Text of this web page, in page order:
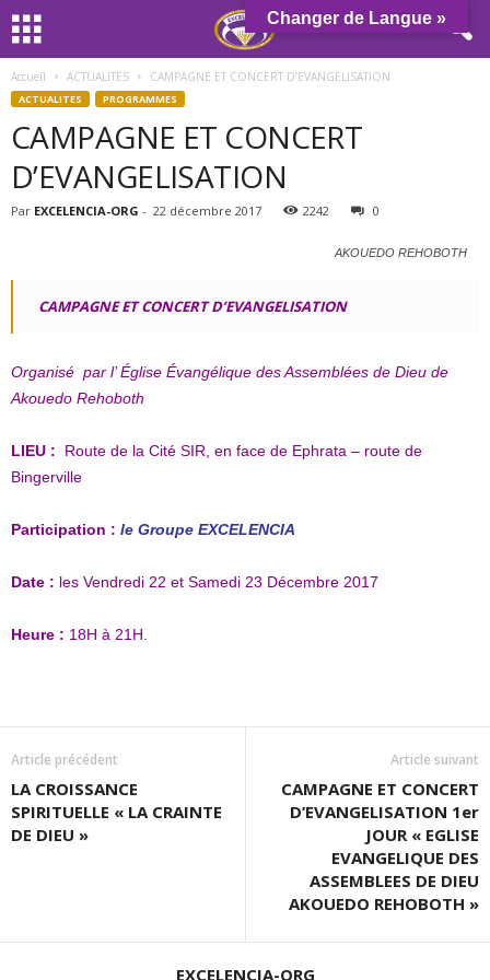
Accueil ACTUALITES CAMPAGNE ET CONCERT D’EVANGELISATION
ACTUALITES PROGRAMMES
CAMPAGNE ET CONCERT
D’EVANGELISATION
Par EXCELENCIA-ORG - 22 décembre 2017 2242 0
AKOUEDO REHOBOTH
CAMPAGNE ET CONCERT D’EVANGELISATION
Organisé par l’ Église Évangélique des Assemblées de Dieu de
Akouedo Rehoboth
LIEU : Route de la Cité SIR, en face de Ephrata – route de
Bingerville
Participation : le Groupe EXCELENCIA
Date : les Vendredi 22 et Samedi 23 Décembre 2017
Heure : 18H à 21H.
Article précédent
LA CROISSANCE
SPIRITUELLE « LA CRAINTE
DE DIEU »
Article suivant
CAMPAGNE ET CONCERT
D’EVANGELISATION 1er
JOUR « EGLISE
EVANGELIQUE DES
ASSEMBLEES DE DIEU
AKOUEDO REHOBOTH »
EXCELENCIA-ORG
Changer de Langue »